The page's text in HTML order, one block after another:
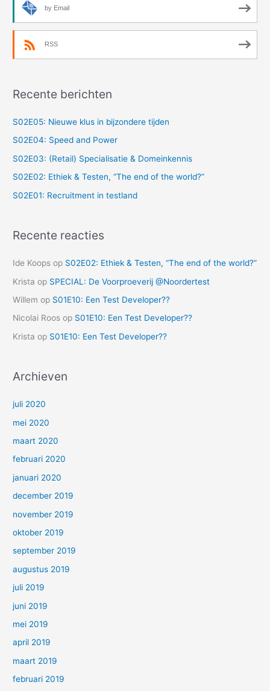
by Email
RSS
Recente berichten
S02E05: Nieuwe klus in bijzondere tijden
S02E04: Speed and Power
S02E03: (Retail) Specialisatie & Domeinkennis
S02E02: Ethiek & Testen, “The end of the world?”
S02E01: Recruitment in testland
Recente reacties
Ide Koops op S02E02: Ethiek & Testen, “The end of the world?”
Krista op SPECIAL: De Voorproeverij @Noordertest
Willem op S01E10: Een Test Developer??
Nicolai Roos op S01E10: Een Test Developer??
Krista op S01E10: Een Test Developer??
Archieven
juli 2020
mei 2020
maart 2020
februari 2020
januari 2020
december 2019
november 2019
oktober 2019
september 2019
augustus 2019
juli 2019
juni 2019
mei 2019
april 2019
maart 2019
februari 2019